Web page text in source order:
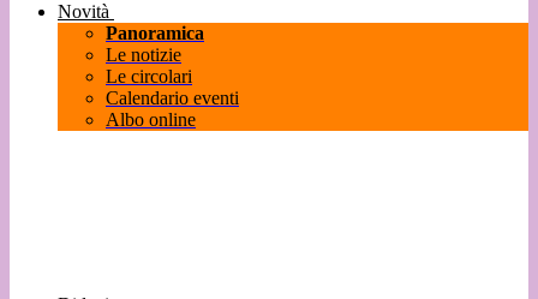
Novità
Panoramica
Le notizie
Le circolari
Calendario eventi
Albo online